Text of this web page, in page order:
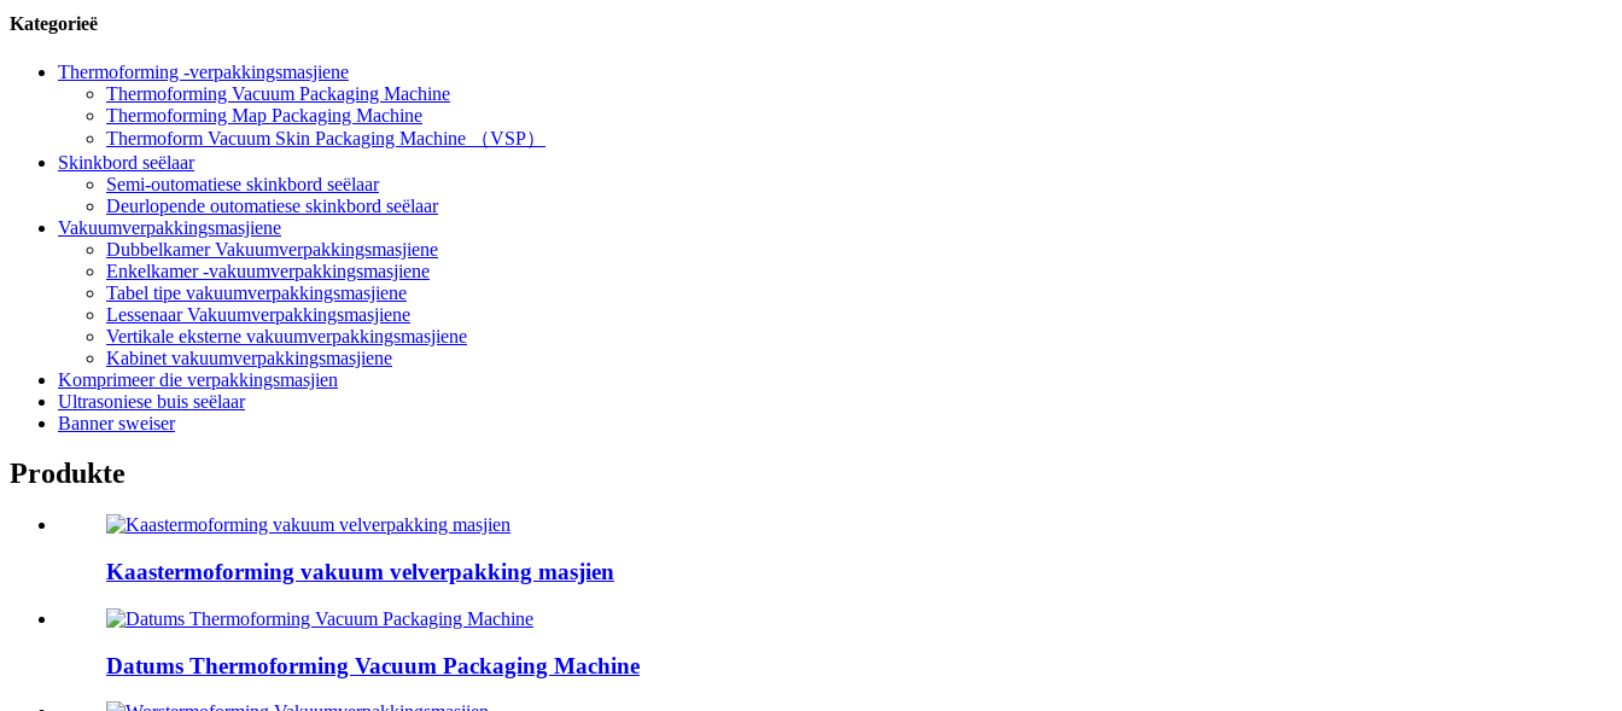
Kategorieë
Thermoforming -verpakkingsmasjiene
Thermoforming Vacuum Packaging Machine
Thermoforming Map Packaging Machine
Thermoform Vacuum Skin Packaging Machine （VSP）
Skinkbord seëlaar
Semi-outomatiese skinkbord seëlaar
Deurlopende outomatiese skinkbord seëlaar
Vakuumverpakkingsmasjiene
Dubbelkamer Vakuumverpakkingsmasjiene
Enkelkamer -vakuumverpakkingsmasjiene
Tabel tipe vakuumverpakkingsmasjiene
Lessenaar Vakuumverpakkingsmasjiene
Vertikale eksterne vakuumverpakkingsmasjiene
Kabinet vakuumverpakkingsmasjiene
Komprimeer die verpakkingsmasjien
Ultrasoniese buis seëlaar
Banner sweiser
Produkte
Kaastermoforming vakuum velverpakking masjien
Datums Thermoforming Vacuum Packaging Machine